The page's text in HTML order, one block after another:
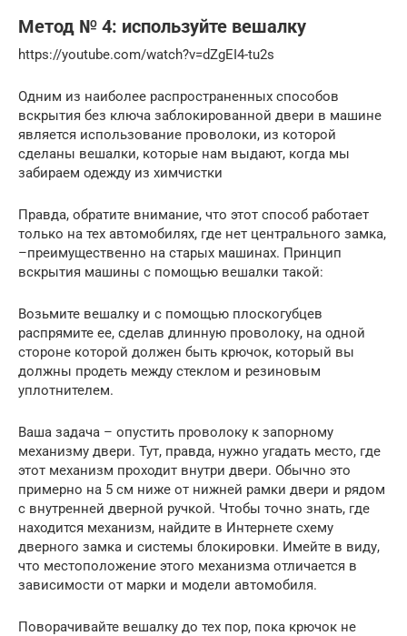
Метод № 4: используйте вешалку
https://youtube.com/watch?v=dZgEI4-tu2s
Одним из наиболее распространенных способов
вскрытия без ключа заблокированной двери в машине
является использование проволоки, из которой
сделаны вешалки, которые нам выдают, когда мы
забираем одежду из химчистки
Правда, обратите внимание, что этот способ работает
только на тех автомобилях, где нет центрального замка,
–преимущественно на старых машинах. Принцип
вскрытия машины с помощью вешалки такой:
Возьмите вешалку и с помощью плоскогубцев
распрямите ее, сделав длинную проволоку, на одной
стороне которой должен быть крючок, который вы
должны продеть между стеклом и резиновым
уплотнителем.
Ваша задача – опустить проволоку к запорному
механизму двери. Тут, правда, нужно угадать место, где
этот механизм проходит внутри двери. Обычно это
примерно на 5 см ниже от нижней рамки двери и рядом
с внутренней дверной ручкой. Чтобы точно знать, где
находится механизм, найдите в Интернете схему
дверного замка и системы блокировки. Имейте в виду,
что местоположение этого механизма отличается в
зависимости от марки и модели автомобиля.
Поворачивайте вешалку до тех пор, пока крючок не